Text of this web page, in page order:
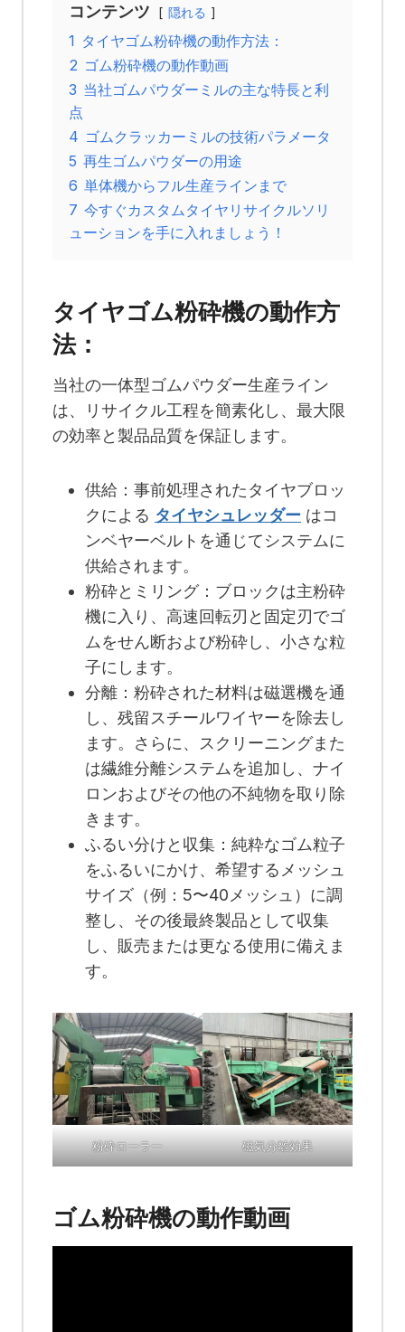
コンテンツ 隠れる
1 タイヤゴム粉砕機の動作方法：
2 ゴム粉砕機の動作動画
3 当社ゴムパウダーミルの主な特長と利
点
4 ゴムクラッカーミルの技術パラメータ
5 再生ゴムパウダーの用途
6 単体機からフル生産ラインまで
7 今すぐカスタムタイヤリサイクルソリ
ューションを手に入れましょう！
タイヤゴム粉砕機の動作方
法：
当社の一体型ゴムパウダー生産ライン
は、リサイクル工程を簡素化し、最大限
の効率と製品品質を保証します。
供給：事前処理されたタイヤブロッ
クによる タイヤシュレッダー はコ
ンベヤーベルトを通じてシステムに
供給されます。
粉砕とミリング：ブロックは主粉砕
機に入り、高速回転刃と固定刃でゴ
ムをせん断および粉砕し、小さな粒
子にします。
分離：粉砕された材料は磁選機を通
し、残留スチールワイヤーを除去し
ます。さらに、スクリーニングまた
は繊維分離システムを追加し、ナイ
ロンおよびその他の不純物を取り除
きます。
ふるい分けと収集：純粋なゴム粒子
をふるいにかけ、希望するメッシュ
サイズ（例：5〜40メッシュ）に調
整し、その後最終製品として収集
し、販売または更なる使用に備えま
す。
粉砕ローラー 磁気分離効果
ゴム粉砕機の動作動画